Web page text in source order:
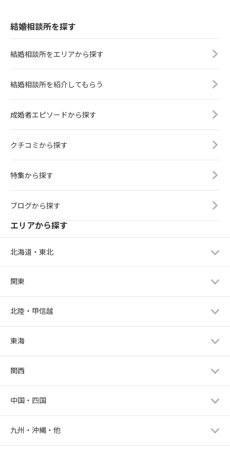
結婚相談所を探す
結婚相談所をエリアから探す
結婚相談所を紹介してもらう
成婚者エピソードから探す
クチコミから探す
特集から探す
ブログから探す
エリアから探す
北海道・東北
関東
北陸・甲信越
東海
関西
中国・四国
九州・沖縄・他